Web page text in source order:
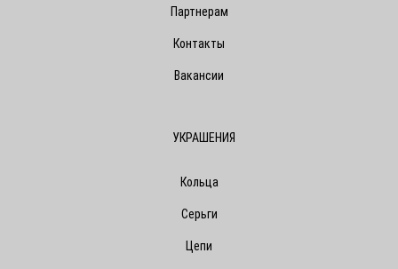
Партнерам
Контакты
Вакансии
УКРАШЕНИЯ
Кольца
Серьги
Цепи